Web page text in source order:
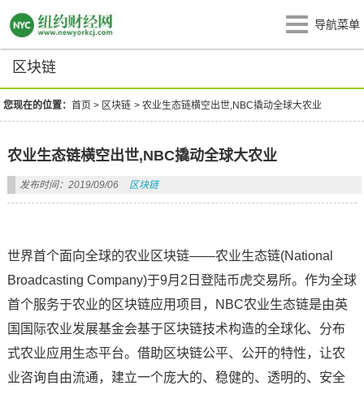
导航菜单
区块链
您现在的位置：首页 > 区块链 >农业生态链横空出世,NBC撬动全球大农业
农业生态链横空出世,NBC撬动全球大农业
发布时间：2019/09/06 区块链
世界首个面向全球的农业区块链——农业生态链(National
Broadcasting Company)于9月2日登陆币虎交易所。作为全球
首个服务于农业的区块链应用项目，NBC农业生态链是由英
国国际农业发展基金会基于区块链技术构造的全球化、分布
式农业应用生态平台。借助区块链公平、公开的特性，让农
业咨询自由流通，建立一个庞大的、稳健的、透明的、安全